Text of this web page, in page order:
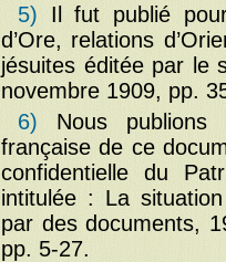
5) Il fut publié
d’Ore, relations
jésuites éditée par le
novembre 1909, pp.
6) Nous publions
française de ce
confidentielle du
intitulée : La
par des documents,
pp. 5-27.